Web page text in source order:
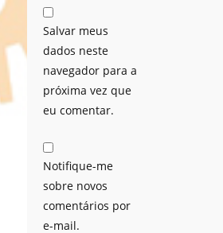
Salvar meus
dados neste
navegador para a
próxima vez que
eu comentar.
Notifique-me
sobre novos
comentários por
e-mail.